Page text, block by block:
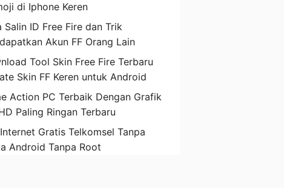
di Iphone Keren
Salin ID Free Fire dan Trik
Akun FF Orang Lain
Tool Skin Free Fire Terbaru
Skin FF Keren untuk Android
Action PC Terbaik Dengan Grafik
Paling Ringan Terbaru
Gratis Telkomsel Tanpa
Android Tanpa Root